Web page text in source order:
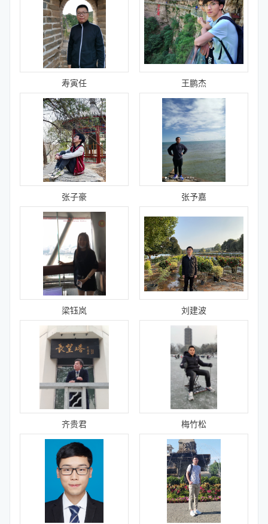
寿寅任 王鹏杰
张子豪 张予嘉
梁钰岚 刘建波
齐贵君 梅竹松